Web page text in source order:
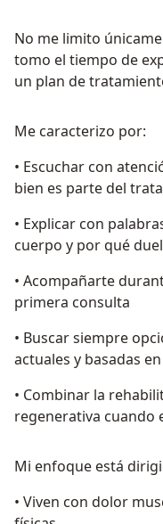
No me limito
tomo el tiempo de
un plan de
Me caracterizo por:
• Escuchar con
bien es parte del
• Explicar con
cuerpo y por qué
• Acompañarte
primera consulta
• Buscar siempre
actuales y basadas
• Combinar la
regenerativa cuando
Mi enfoque está
• Viven con dolor